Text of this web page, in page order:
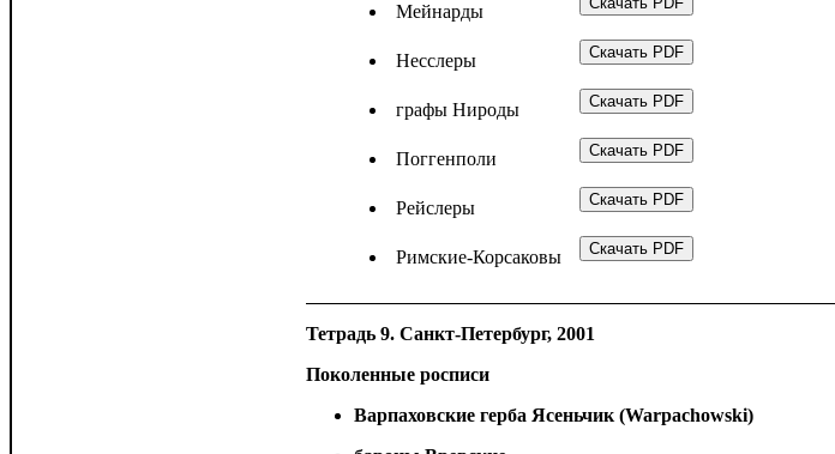
Мейнарды
Несслеры
графы Нироды
Поггенполи
Рейслеры
Римские-Корсаковы
Тетрадь 9. Санкт-Петербург, 2001
Поколенные росписи
Варпаховские герба Ясеньчик (Warpachowski)